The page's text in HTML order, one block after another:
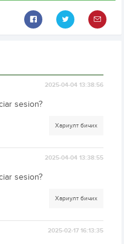
2025-04-04 13:38:56
sesion?
Хариулт бичих
2025-04-04 13:38:55
sesion?
Хариулт бичих
2025-02-17 16:13:35